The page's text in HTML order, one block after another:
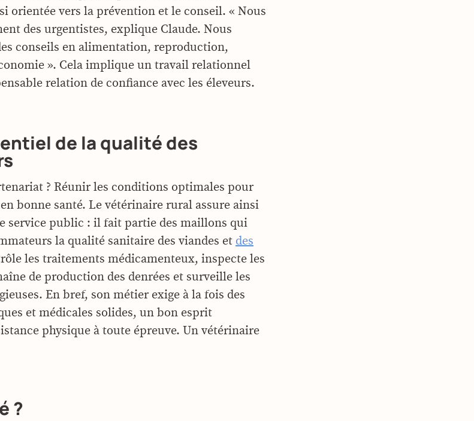
orientée vers la prévention et le conseil. « Nous
des urgentistes, explique Claude. Nous
conseils en alimentation, reproduction,
». Cela implique un travail relationnel
relation de confiance avec les éleveurs.
de la qualité des
? Réunir les conditions optimales pour
bonne santé. Le vétérinaire rural assure ainsi
service public : il fait partie des maillons qui
la qualité sanitaire des viandes et des
les traitements médicamenteux, inspecte les
de production des denrées et surveille les
En bref, son métier exige à la fois des
et médicales solides, un bon esprit
physique à toute épreuve. Un vétérinaire
?